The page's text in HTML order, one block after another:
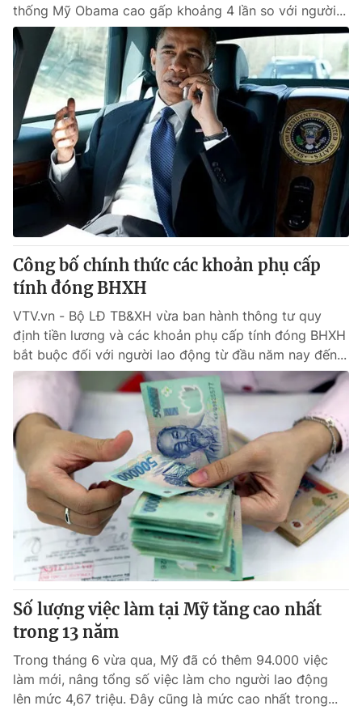
thống Mỹ Obama cao gấp khoảng 4 lần so với người...
Công bố chính thức các khoản phụ cấp
tính đóng BHXH
VTV.vn - Bộ LĐ TB&XH vừa ban hành thông tư quy
định tiền lương và các khoản phụ cấp tính đóng BHXH
bắt buộc đối với người lao động từ đầu năm nay đến...
Số lượng việc làm tại Mỹ tăng cao nhất
trong 13 năm
Trong tháng 6 vừa qua, Mỹ đã có thêm 94.000 việc
làm mới, nâng tổng số việc làm cho người lao động
lên mức 4,67 triệu. Đây cũng là mức cao nhất trong...